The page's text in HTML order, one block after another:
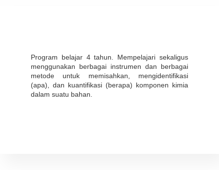
Program belajar 4 tahun. Mempelajari sekaligus
menggunakan berbagai instrumen dan berbagai
metode untuk memisahkan, mengidentifikasi
(apa), dan kuantifikasi (berapa) komponen kimia
dalam suatu bahan.